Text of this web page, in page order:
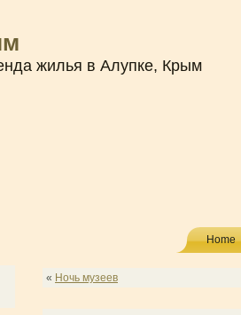
жилья в Алупке, Крым
Home
« Ночь музеев